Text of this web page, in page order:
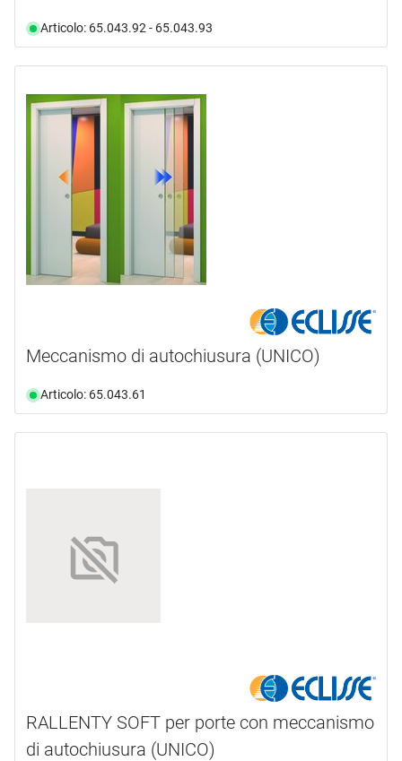
Articolo: 65.043.92 - 65.043.93
Meccanismo di autochiusura (UNICO)
Articolo: 65.043.61
RALLENTY SOFT per porte con meccanismo
di autochiusura (UNICO)